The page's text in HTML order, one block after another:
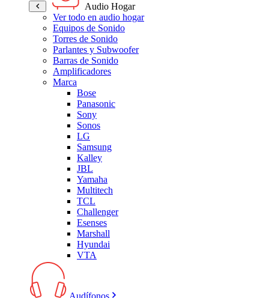
Audio Hogar
Ver todo en audio hogar
Equipos de Sonido
Torres de Sonido
Parlantes y Subwoofer
Barras de Sonido
Amplificadores
Marca
Bose
Panasonic
Sony
Sonos
LG
Samsung
Kalley
JBL
Yamaha
Multitech
TCL
Challenger
Esenses
Marshall
Hyundai
VTA
Audífonos